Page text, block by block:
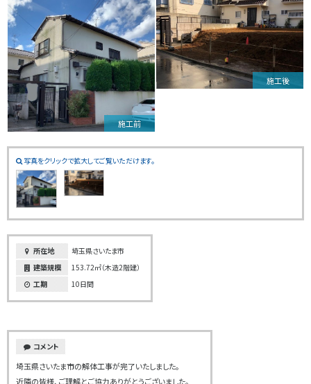
施工前
施工後
写真をクリックで拡大してご覧いただけます。
所在地
埼玉県さいたま市
建築規模
153.72㎡（木造2階建）
工期
10日間
コメント
埼玉県さいたま市の解体工事が完了いたしました。
近隣の皆様、ご理解とご協力ありがとうございました。